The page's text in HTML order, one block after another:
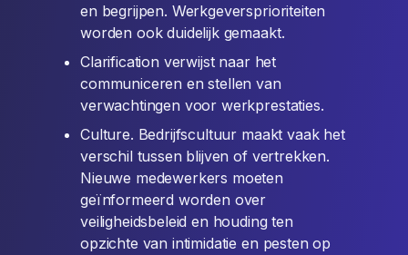
en begrijpen. Werkgeversprioriteiten
worden ook duidelijk gemaakt.
Clarification verwijst naar het
communiceren en stellen van
verwachtingen voor werkprestaties.
Culture. Bedrijfscultuur maakt vaak het
verschil tussen blijven of vertrekken.
Nieuwe medewerkers moeten
geïnformeerd worden over
veiligheidsbeleid en houding ten
opzichte van intimidatie en pesten op